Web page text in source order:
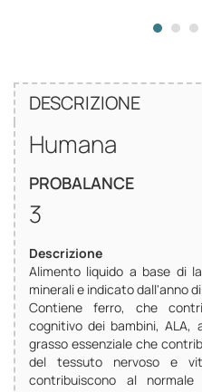
DESCRIZIONE
Humana
PROBALANCE
3
Descrizione
Alimento liquido a base di
minerali e indicato dall'anno
Contiene ferro, che
cognitivo dei bambini, ALA,
grasso essenziale che
del tessuto nervoso e
contribuiscono al